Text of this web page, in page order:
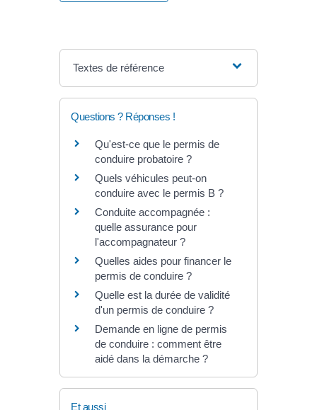
Textes de référence
Questions ? Réponses !
Qu'est-ce que le permis de
conduire probatoire ?
Quels véhicules peut-on
conduire avec le permis B ?
Conduite accompagnée :
quelle assurance pour
l'accompagnateur ?
Quelles aides pour financer le
permis de conduire ?
Quelle est la durée de validité
d'un permis de conduire ?
Demande en ligne de permis
de conduire : comment être
aidé dans la démarche ?
Et aussi